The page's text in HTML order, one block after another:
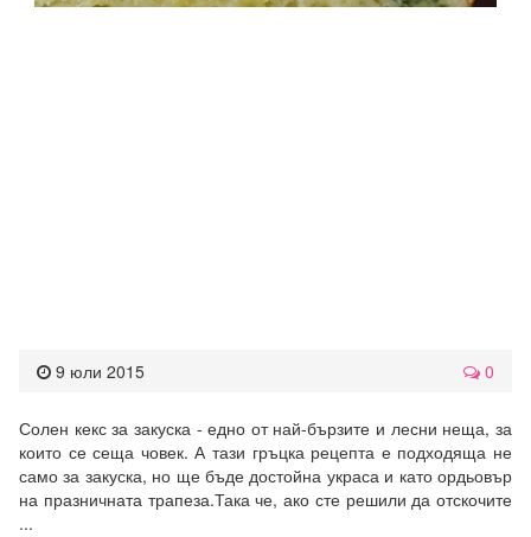
9 юли 2015 0
Солен кекс за закуска - едно от най-бързите и лесни неща, за
които се сеща човек. А тази гръцка рецепта е подходяща не
само за закуска, но ще бъде достойна украса и като ордьовър
на празничната трапеза.Така че, ако сте решили да отскочите
...